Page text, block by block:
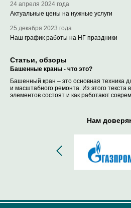
24 апреля 2024 года
Актуальные цены на нужные услуги
25 декабря 2023 года
Наш график работы на НГ праздники
Статьи, обзоры
Башенные краны - что это?
Башенный кран – это основная техника
и масштабного ремонта. Из этого текста
элементов состоят и как работают
Нам